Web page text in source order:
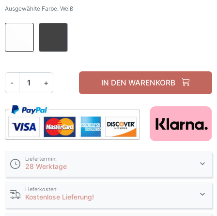
Ausgewählte Farbe: Weiß
Weiß
- + IN DEN WARENKORB
Liefertermin:
28 Werktage
Lieferkosten:
Kostenlose Lieferung!